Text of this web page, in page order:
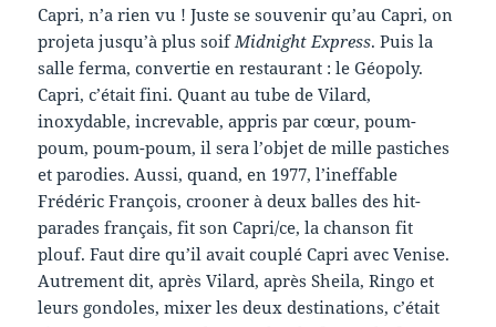
Capri, n’a rien vu ! Juste se souvenir qu’au Capri, on
projeta jusqu’à plus soif Midnight Express. Puis la
salle ferma, convertie en restaurant : le Géopoly.
Capri, c’était fini. Quant au tube de Vilard,
inoxydable, increvable, appris par cœur, poum-
poum, poum-poum, il sera l’objet de mille pastiches
et parodies. Aussi, quand, en 1977, l’ineffable
Frédéric François, crooner à deux balles des hit-
parades français, fit son Capri/ce, la chanson fit
plouf. Faut dire qu’il avait couplé Capri avec Venise.
Autrement dit, après Vilard, après Sheila, Ringo et
leurs gondoles, mixer les deux destinations, c’était